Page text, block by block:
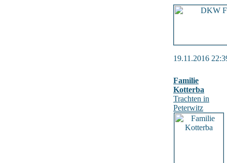
19.11.2016
Familie
Kotterba
Trachten in
Peterwitz